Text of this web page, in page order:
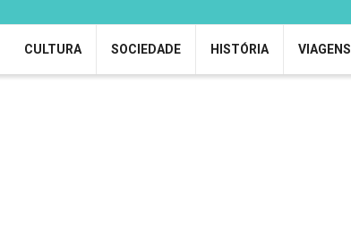
CULTURA SOCIEDADE HISTÓRIA VIAGENS